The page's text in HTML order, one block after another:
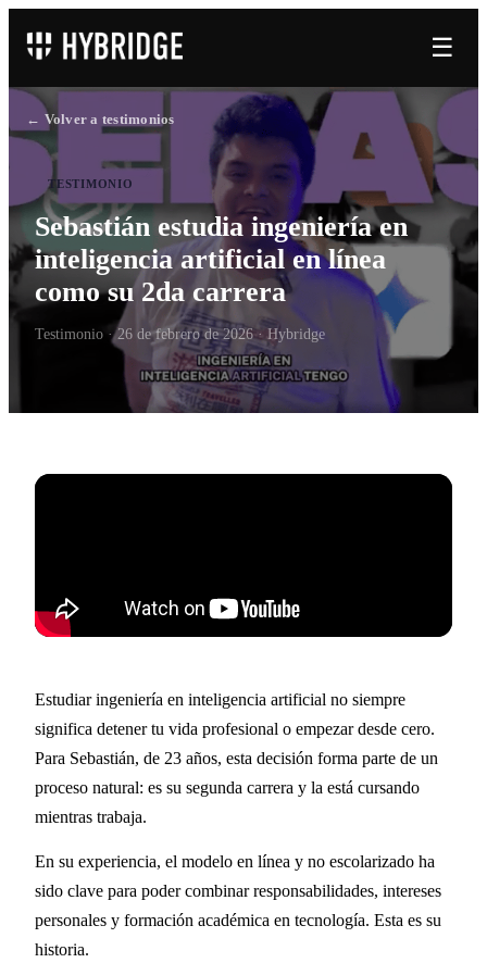
☰
← Volver a testimonios
TESTIMONIO
Sebastián estudia ingeniería en
inteligencia artificial en línea
como su 2da carrera
Testimonio ·26 de febrero de 2026· Hybridge
Estudiar ingeniería en inteligencia artificial no siempre
significa detener tu vida profesional o empezar desde cero.
Para Sebastián, de 23 años, esta decisión forma parte de un
proceso natural: es su segunda carrera y la está cursando
mientras trabaja.
En su experiencia, el modelo en línea y no escolarizado ha
sido clave para poder combinar responsabilidades, intereses
personales y formación académica en tecnología. Esta es su
historia.